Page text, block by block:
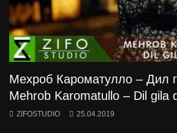
Мехроб Кароматулло – Дил
Mehrob Karomatullo – Dil gila
ZIFOSTUDIO 25.04.2019